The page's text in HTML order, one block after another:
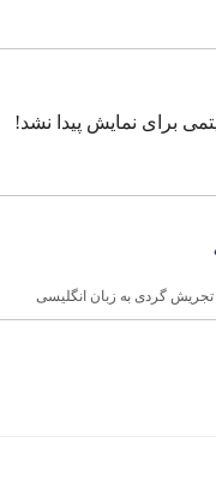
برای نمایش پیدا نشد!